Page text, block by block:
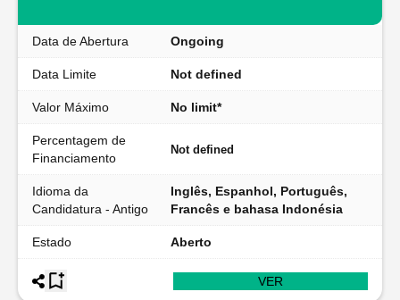
Data de Abertura Ongoing
Data Limite Not defined
Valor Máximo No limit*
Percentagem de
Financiamento
Not defined
Idioma da
Candidatura - Antigo
Inglês, Espanhol, Português,
Francês e bahasa Indonésia
Estado Aberto
VER